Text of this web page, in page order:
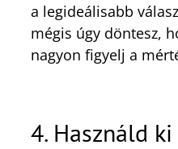
a legideálisabb
mégis úgy döntesz,
nagyon figyelj a
4. Használd